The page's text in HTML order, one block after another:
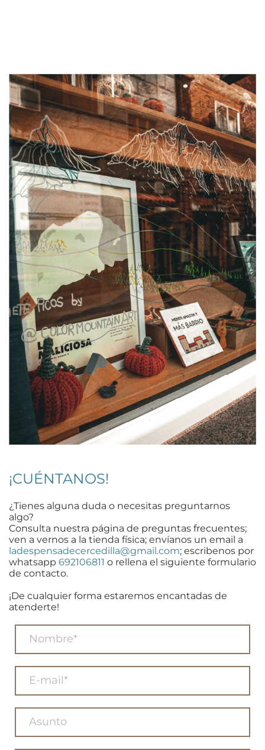
¡CUÉNTANOS!
¿Tienes alguna duda o necesitas preguntarnos
algo?
Consulta nuestra página de preguntas frecuentes;
ven a vernos a la tienda física; envíanos un email a
ladespensadecercedilla@gmail.com; escribenos por
whatsapp 692106811 o rellena el siguiente formulario
de contacto.
¡De cualquier forma estaremos encantadas de
atenderte!